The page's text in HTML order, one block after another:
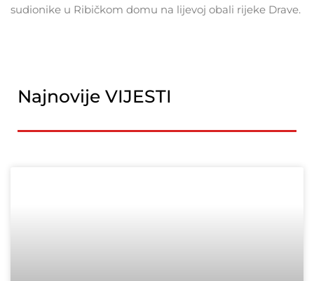
sudionike u Ribičkom domu na lijevoj obali rijeke Drave.
Najnovije VIJESTI